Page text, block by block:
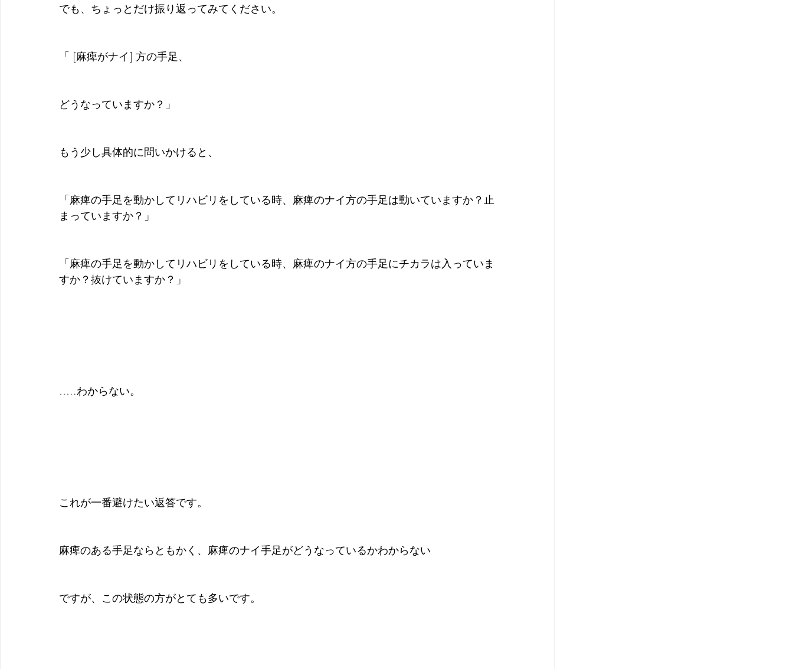
でも、ちょっとだけ振り返ってみてください。
「 [麻痺がナイ] 方の手足、
どうなっていますか？」
もう少し具体的に問いかけると、
「麻痺の手足を動かしてリハビリをしている時、麻痺のナイ方の手足は動いていますか？止
まっていますか？」
「麻痺の手足を動かしてリハビリをしている時、麻痺のナイ方の手足にチカラは入っていま
すか？抜けていますか？」
…..わからない。
これが一番避けたい返答です。
麻痺のある手足ならともかく、麻痺のナイ手足がどうなっているかわからない
ですが、この状態の方がとても多いです。